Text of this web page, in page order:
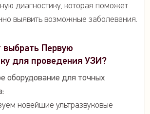
диагностику, которая поможет
выявить возможные заболевания.
выбрать Первую
для проведения УЗИ?
оборудование для точных
новейшие ультразвуковые